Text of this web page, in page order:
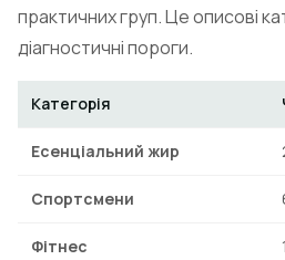
практичних груп. Це описові
діагностичні пороги.
Категорія
Есенціальний жир
Спортсмени
Фітнес